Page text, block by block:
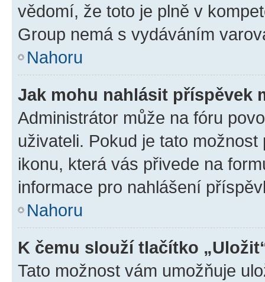
vědomí, že toto je plně v
Group nemá s vydáváním
Nahoru
Jak mohu nahlásit příspěvek
Administrátor může na fóru
uživateli. Pokud je tato
ikonu, která vás přivede na
informace pro nahlášení
Nahoru
K čemu slouží tlačítko
Tato možnost vám umožňuje